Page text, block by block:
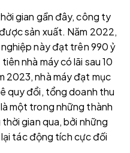
gian gần đây, công ty
sản xuất. Năm 2022,
này đạt trên 990 ỷ
nhà máy có lãi sau 10
2023, nhà máy đạt mục
quy đổi, tổng doanh thu
một trong những thành
gian qua, bởi những
lại tác động tích cực đối